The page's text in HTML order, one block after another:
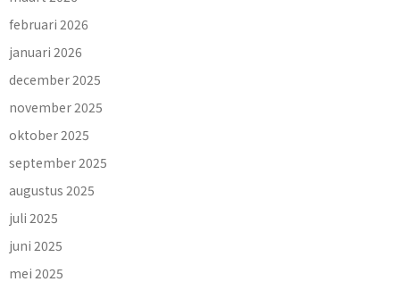
februari 2026
januari 2026
december 2025
november 2025
oktober 2025
september 2025
augustus 2025
juli 2025
juni 2025
mei 2025